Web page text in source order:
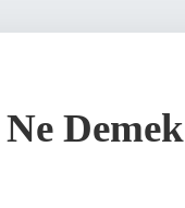
Demek